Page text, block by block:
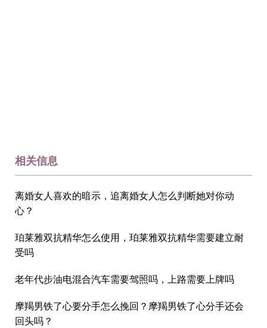
相关信息
离婚女人喜欢的暗示，追离婚女人怎么判断她对你动
心？
珀莱雅双抗精华怎么使用，珀莱雅双抗精华需要建立耐
受吗
老年代步油电混合汽车需要驾照吗，上路需要上牌吗
摩羯男铁了心要分手怎么挽回？摩羯男铁了心分手还会
回头吗？